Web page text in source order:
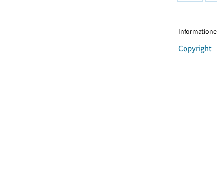
Copyright